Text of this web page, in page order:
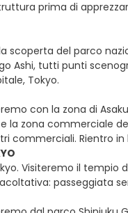
prima di
scoperta del parco
Ashi, tutti punti
Tokyo.
con la zona di
zona commerciale
commerciali. Rientro
Visiteremo il tempio
passeggiata